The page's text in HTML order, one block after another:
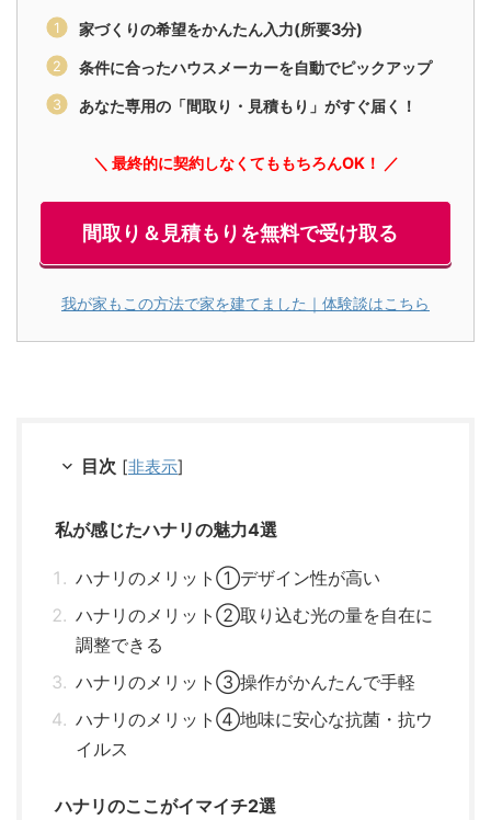
家づくりの希望をかんたん入力(所要3分)
条件に合ったハウスメーカーを自動でピックアップ
あなた専用の「間取り・見積もり」がすぐ届く！
＼ 最終的に契約しなくてももちろんOK！ ／
間取り＆見積もりを無料で受け取る
我が家もこの方法で家を建てました｜体験談はこちら
目次 [非表示]
私が感じたハナリの魅力4選
ハナリのメリット①デザイン性が高い
ハナリのメリット②取り込む光の量を自在に
調整できる
ハナリのメリット③操作がかんたんで手軽
ハナリのメリット④地味に安心な抗菌・抗ウ
イルス
ハナリのここがイマイチ2選